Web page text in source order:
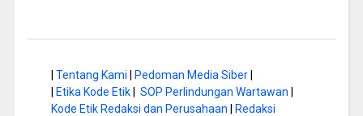
Tentang Kami Pedoman Media Siber|
Etika Kode Etik| SOP Perlindungan Wartawan
Kode Etik Redaksi dan Perusahaan
Redaksi